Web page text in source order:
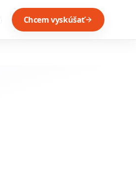
Chcem vyskúšať